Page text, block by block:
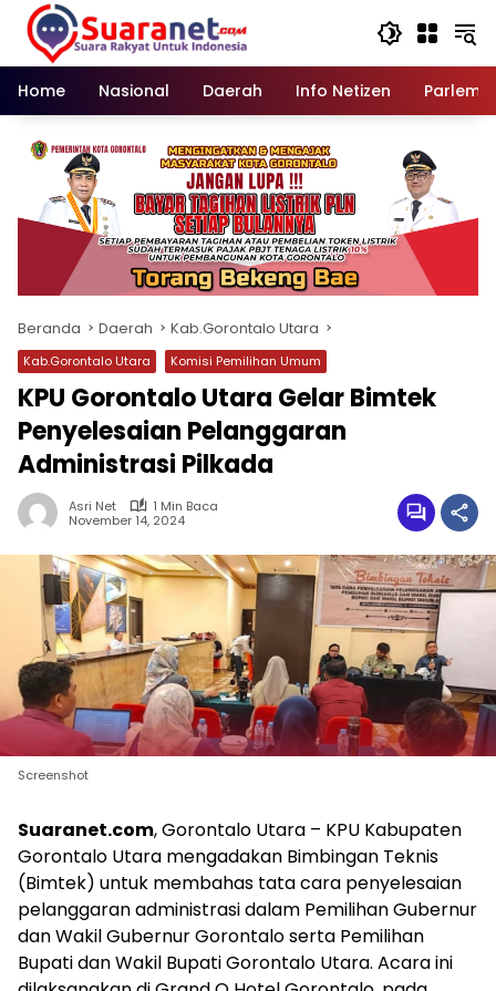
Langsung
konten
Home
Nasional Daerah Info Netizen
Beranda Daerah Kab.Gorontalo Utara
Kab.Gorontalo Utara Komisi Pemilihan Umum
KPU Gorontalo Utara Gelar Bimtek
Penyelesaian Pelanggaran
Administrasi Pilkada
Asri Net
1 Min Baca
November 14, 2024
Screenshot
Suaranet.com, Gorontalo Utara – KPU Kabupaten
Gorontalo Utara mengadakan Bimbingan Teknis
(Bimtek) untuk membahas tata cara penyelesaian
pelanggaran administrasi dalam Pemilihan Gubernur
dan Wakil Gubernur Gorontalo serta Pemilihan
Bupati dan Wakil Bupati Gorontalo Utara. Acara ini